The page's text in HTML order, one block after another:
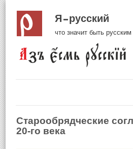
Я русский
что значит быть
Старообрядческие
20-го века